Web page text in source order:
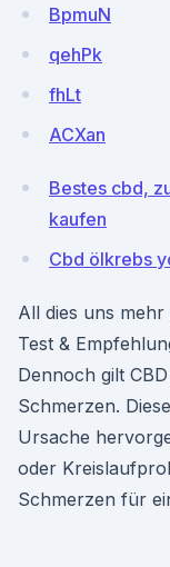
BpmuN
qehPk
fhLt
ACXan
Bestes cbd,
kaufen
Cbd ölkrebs
All dies uns mehr
Test &
Dennoch gilt
Schmerzen.
Ursache
oder
Schmerzen für